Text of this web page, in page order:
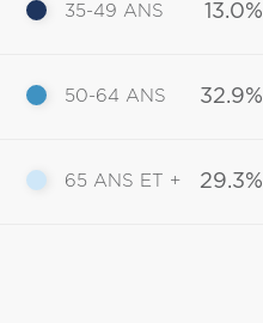
35-49 ANS 13.0%
50-64 ANS 32.9%
65 ANS ET + 29.3%